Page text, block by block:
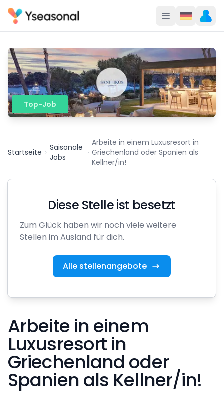
Top-Job
Startseite
Saisonale
Jobs
Arbeite in einem Luxusresort in
Griechenland oder Spanien als
Kellner/in!
Diese Stelle ist besetzt
Zum Glück haben wir noch viele weitere
Stellen im Ausland für dich.
Alle stellenangebote
Arbeite in einem
Luxusresort in
Griechenland oder
Spanien als Kellner/in!